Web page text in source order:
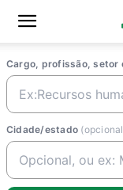
Cargo, profissão, setor
Cidade/estado